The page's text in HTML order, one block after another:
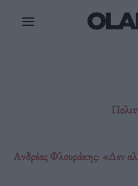
Ανδρέας Φλουράκης: «Δεν